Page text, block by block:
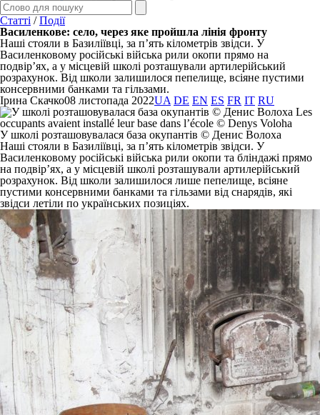
Статті /Події
Василенкове: село, через яке пройшла лінія фронту
Наші стояли в Базиліївці, за п’ять кілометрів звідси. У
Василенковому російські війська рили окопи прямо на
подвір’ях, а у місцевій школі розташували артилерійський
розрахунок. Від школи залишилося пепелище, всіяне пустими
консервними банками та гільзами.
Ірина Скачко08 листопада 2022UA DE EN ES FR IT RU
У школі розташовувалася база окупантів © Денис Волоха
Наші стояли в Базиліївці, за п’ять кілометрів звідси. У
Василенковому російські війська рили окопи та бліндажі прямо
на подвір’ях, а у місцевій школі розташували артилерійський
розрахунок. Від школи залишилося лише пепелище, всіяне
пустими консервними банками та гільзами від снарядів, які
звідси летіли по українських позиціях.